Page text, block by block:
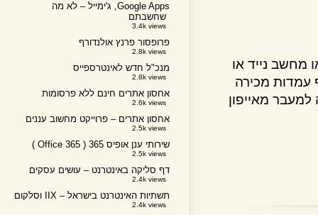
נייד או
מכירה
מאייפון
Google Apps, ג'ימייל – לא מה
שחשבתם
3.4k views
פרופסור פרנץ אולנדורף
2.8k views
מנכ"ל חדש לאינטרספייס
2.8k views
אחסון אתרים חינם ללא פרסומות
2.6k views
אחסון אתרים – פרוייקט מחשוב עננים
2.5k views
שירותי ענן אופיס 365 ( Office 365 )
2.5k views
דף סליקה באינטרנט – עושים עסקים
2.4k views
תשתיות האינטרנט בישראל – IIX וסלקום
2.4k views